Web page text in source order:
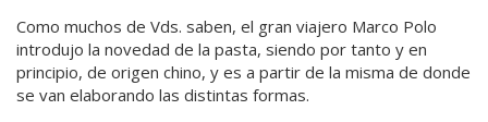
Como muchos de Vds. saben, el gran viajero Marco Polo
introdujo la novedad de la pasta, siendo por tanto y en
principio, de origen chino, y es a partir de la misma de donde
se van elaborando las distintas formas.